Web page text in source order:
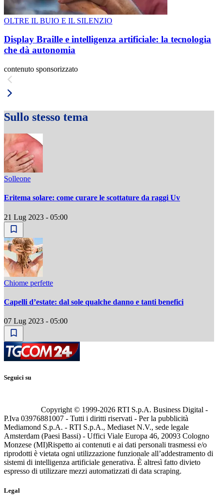
OLTRE IL BUIO E IL SILENZIO
Display Braille e intelligenza artificiale: la tecnologia
che dà autonomia
contenuto sponsorizzato
Sullo stesso tema
Solleone
Eritema solare: come curare le scottature da raggi Uv
21 Lug 2023 - 05:00
Chiome perfette
Capelli d’estate: dal sole qualche danno e tanti benefici
07 Lug 2023 - 05:00
Seguici su
Copyright © 1999-2026 RTI S.p.A. Business Digital -
P.Iva 03976881007 - Tutti i diritti riservati - Per la pubblicità
Mediamond S.p.A. - RTI S.p.A., Mediaset N.V., sede legale
Amsterdam (Paesi Bassi) - Uffici Viale Europa 46, 20093 Cologno
Monzese (MI)Rispetto ai contenuti e ai dati personali trasmessi e/o
riprodotti è vietata ogni utilizzazione funzionale all’addestramento di
sistemi di intelligenza artificiale generativa. È altresì fatto divieto
espresso di utilizzare mezzi automatizzati di data scraping.
Legal